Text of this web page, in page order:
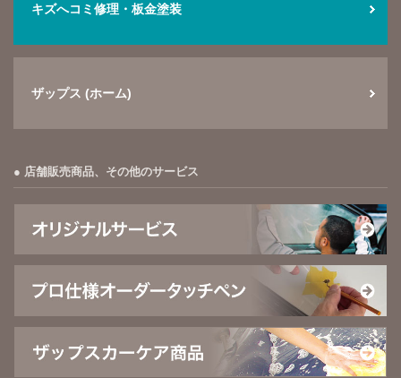
キズへコミ修理・板金塗装
ザップス (ホーム)
店舗販売商品、その他のサービス